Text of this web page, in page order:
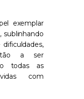
exemplar
sublinhando
a ser
todas as
com